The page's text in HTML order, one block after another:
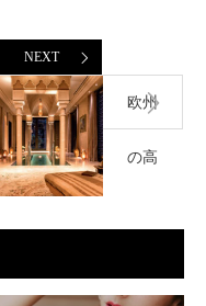
NEXT
欧州
の高